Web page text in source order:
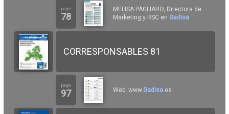
page
78
MELISA PAGLIARO, Directora de
Marketing y RSC en Gadisa
CORRESPONSABLES 81
page
97 Web: www.Gadisa.es